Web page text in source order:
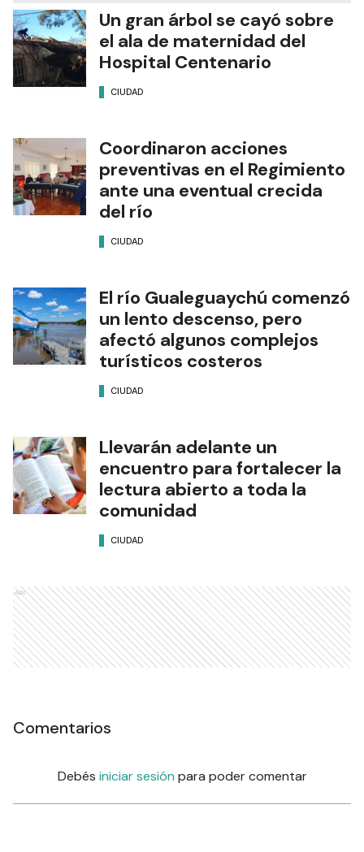
Un gran árbol se cayó sobre
el ala de maternidad del
Hospital Centenario
CIUDAD
Coordinaron acciones
preventivas en el Regimiento
ante una eventual crecida
del río
CIUDAD
El río Gualeguaychú comenzó
un lento descenso, pero
afectó algunos complejos
turísticos costeros
CIUDAD
Llevarán adelante un
encuentro para fortalecer la
lectura abierto a toda la
comunidad
CIUDAD
Ads
Comentarios
Debés iniciar sesión para poder comentar